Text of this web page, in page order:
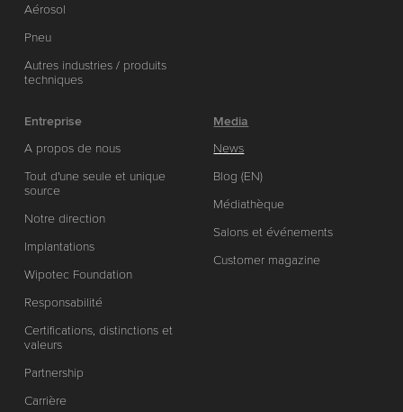
Aérosol
Pneu
Autres industries / produits
techniques
Entreprise
A propos de nous
Tout d'une seule et unique
source
Notre direction
Implantations
Wipotec Foundation
Responsabilité
Certifications, distinctions et
valeurs
Partnership
Carrière
Media
News
Blog (EN)
Médiathèque
Salons et événements
Customer magazine